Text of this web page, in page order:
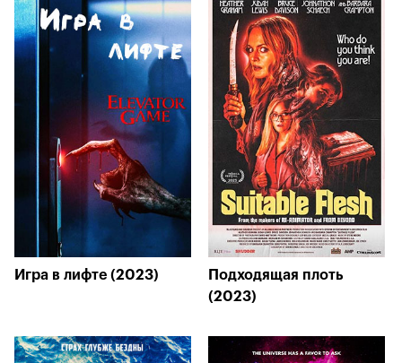
Игра в лифте (2023)
Подходящая плоть
(2023)